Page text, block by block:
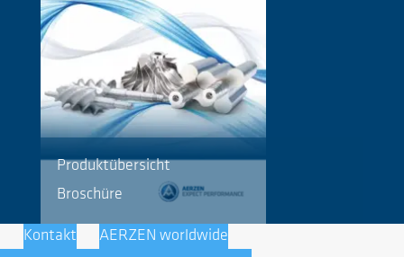
Produktübersicht
Broschüre
Kontakt AERZEN worldwide